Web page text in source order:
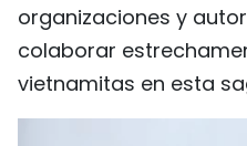
organizaciones y
colaborar
vietnamitas en esta